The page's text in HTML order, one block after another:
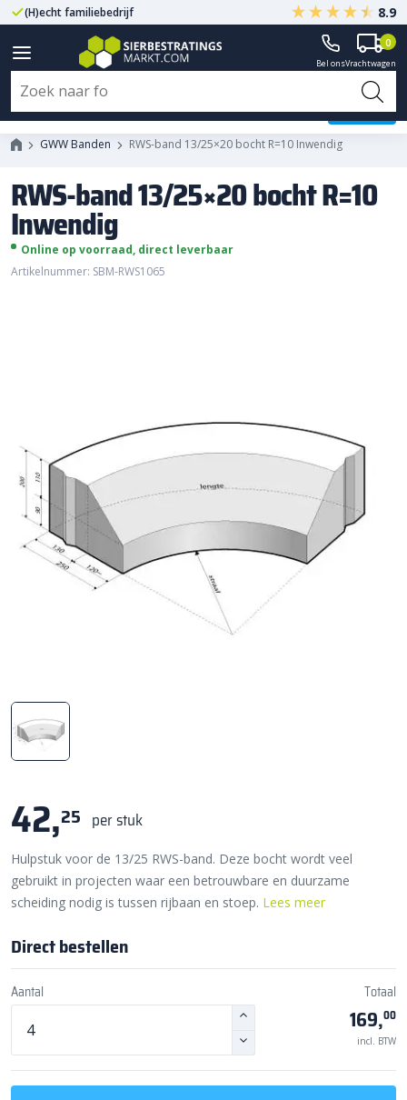
(H)echt familiebedrijf Gegarandeerd A-kwaliteit
8.9
Bel onsVrachtwagen
0
GWW Banden RWS-band 13/25×20 bocht R=10 Inwendig
RWS-band 13/25×20 bocht R=10
Inwendig
Online op voorraad, direct leverbaar
Artikelnummer: SBM-RWS1065
42,25 per stuk
Hulpstuk voor de 13/25 RWS-band. Deze bocht wordt veel
gebruikt in projecten waar een betrouwbare en duurzame
scheiding nodig is tussen rijbaan en stoep. Lees meer
Direct bestellen
Aantal Totaal
169,00
incl. BTW
RWS-band 13/25x20 bocht R=10
Inwendig